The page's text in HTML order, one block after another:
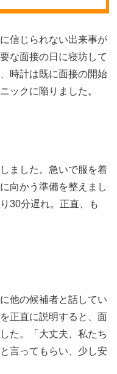
信じられない出来事が
な面接の日に寝坊して
時計は既に面接の開始
ックに陥りました。
ました。急いで服を着
向かう準備を整えまし
30分遅れ。正直、も
他の候補者と話してい
正直に説明すると、面
た。「大丈夫、私たち
言ってもらい、少し安